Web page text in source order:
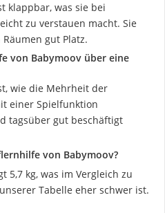
klappbar, was sie bei
zu verstauen macht. Sie
gut Platz.
von Babymoov über eine
wie die Mehrheit der
einer Spielfunktion
tagsüber gut beschäftigt
von Babymoov?
5,7 kg, was im Vergleich zu
Tabelle eher schwer ist.